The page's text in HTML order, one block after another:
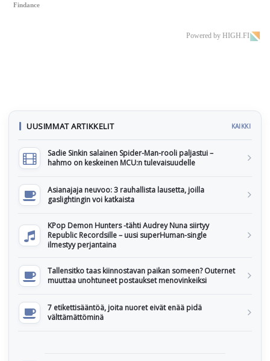
Findance
Powered by HIGH.FI
UUSIMMAT ARTIKKELIT KAIKKI
Sadie Sinkin salainen Spider-Man-rooli paljastui –
hahmo on keskeinen MCU:n tulevaisuudelle
Asianajaja neuvoo: 3 rauhallista lausetta, joilla
gaslightingin voi katkaista
KPop Demon Hunters -tähti Audrey Nuna siirtyy
Republic Recordsille – uusi superHuman-single
ilmestyy perjantaina
Tallensitko taas kiinnostavan paikan someen? Outernet
muuttaa unohtuneet postaukset menovinkeiksi
7 etikettisääntöä, joita nuoret eivät enää pidä
välttämättöminä